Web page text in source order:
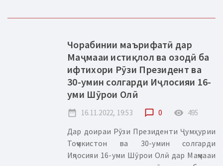
Чорабинии маърифатӣ дар
Маҷмааи истиқлол ва озодӣ ба
ифтихори Рӯзи Президент ва
30-умин солгарди Иҷлосияи 16-
уми Шӯрои Олӣ
date_range 16.11.2022, 19:53 chat_bubble_outline 0 remove_red_eye 495
Дар доираи Рӯзи Президенти Ҷумҳурии
Тоҷикистон ва 30-умин солгарди
Иҷлосияи 16-уми Шӯрои Олӣ дар Маҷмааи